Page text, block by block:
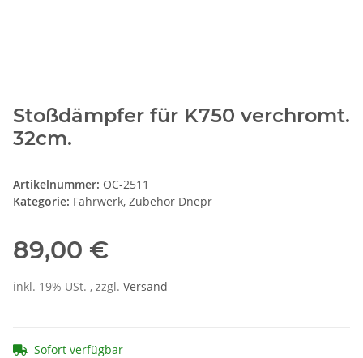
Stoßdämpfer für K750 verchromt.
32cm.
Artikelnummer: OC-2511
Kategorie: Fahrwerk, Zubehör Dnepr
89,00 €
inkl. 19% USt. , zzgl. Versand
Sofort verfügbar